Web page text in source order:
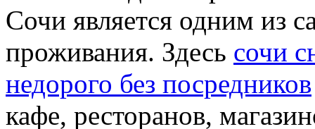
Сочи является одним из
проживания. Здесь сочи
недорого без посредников
кафе, ресторанов,